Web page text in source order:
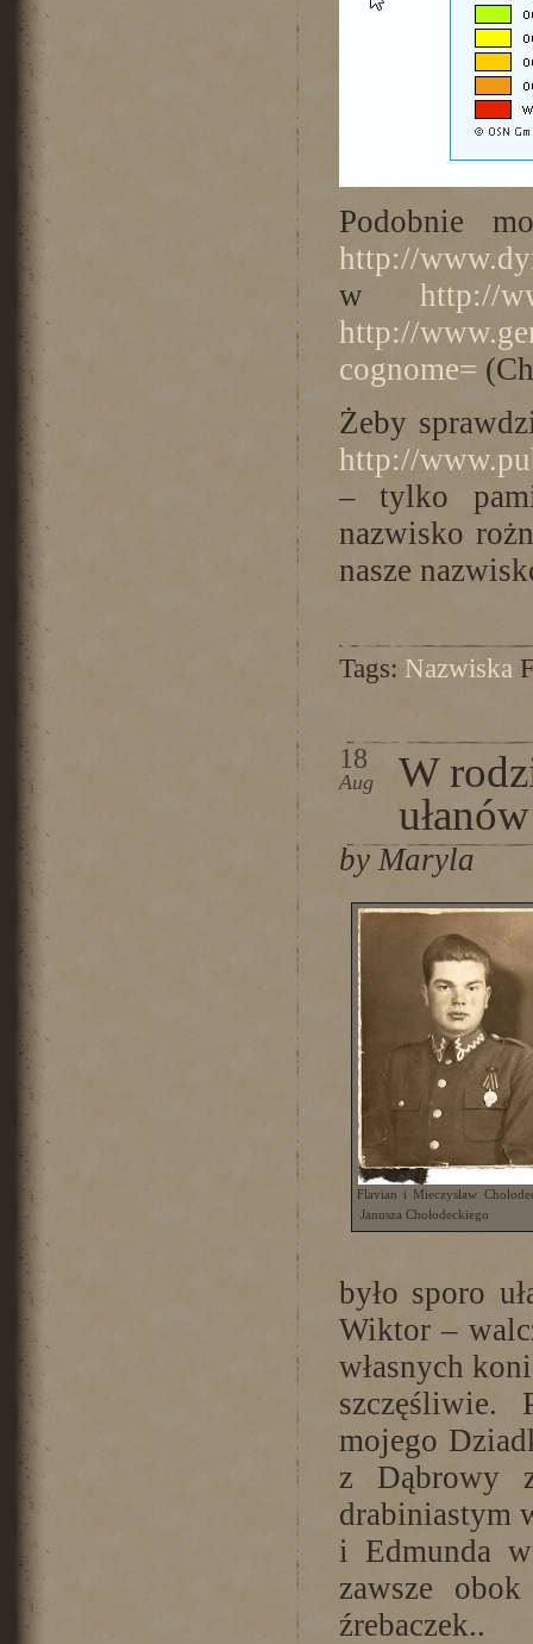
Podobnie
http://
whttp://
http://
cognome=
Żeby
http://
– tylko
nazwisko
nasze
Tags: Nazwiska
18
Aug
W
by Maryla
Flavian i Mieczysław
Janusza Chołodeckiego
było sporo
Wiktor –
własnych
szczęśliwie.
mojego
z Dąbrowy
drabiniastym
i Edmunda
zawsze
źrebaczek..